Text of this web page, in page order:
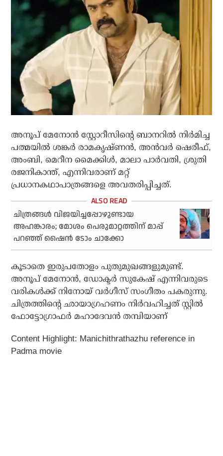
അനൂപ് മേനോന്‍ സ്റ്റോറീസിന്റെ ബാനറില്‍ നിര്‍മിച്ച
പത്മയില്‍ ശങ്കര്‍ രാമകൃഷ്ണന്‍, അന്‍വര്‍ ഷെരീഫ്,
അംബി, മെറീന മൈക്കിള്‍, മാലാ പാര്‍വതി, ശ്രുതി
രജനികാന്ത്, എന്നിവരാണ് മറ്റ്
പ്രധാനകഥാപാത്രങ്ങളെ അവതരിപ്പിച്ചത്.
ചിത്രങ്ങള്‍ വിജയിച്ചപ്പോഴുണ്ടായ
അഹങ്കാരം; മോശം പെരുമാറ്റത്തിന് മാപ്പ്
പറഞ്ഞ് ഷൈന്‍ ടോം ചാക്കോ
കൂടാതെ ഇരുപതോളം പുതുമുഖങ്ങളുമുണ്ട്.
അനൂപ് മേനോന്‍, ഡോക്ടര്‍ സുകേഷ് എന്നിവരുടെ
വരികള്‍ക്ക് നിനോയ് വര്‍ഗീസ് സംഗീതം പകരുന്നു.
ചിത്രത്തിന്റെ ഛായാഗ്രഹണം നിര്‍വഹിച്ചത് സ്റ്റില്‍
ഫോട്ടോഗ്രാഫര്‍ മഹാദേവന്‍ തമ്പിയാണ്
Content Highlight: Manichithrathazhu reference in
Padma movie